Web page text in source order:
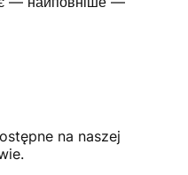
na naszej